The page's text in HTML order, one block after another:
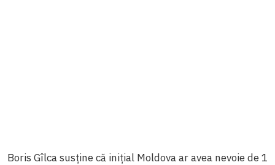
Boris Gîlca susține că inițial Moldova ar avea nevoie de 1